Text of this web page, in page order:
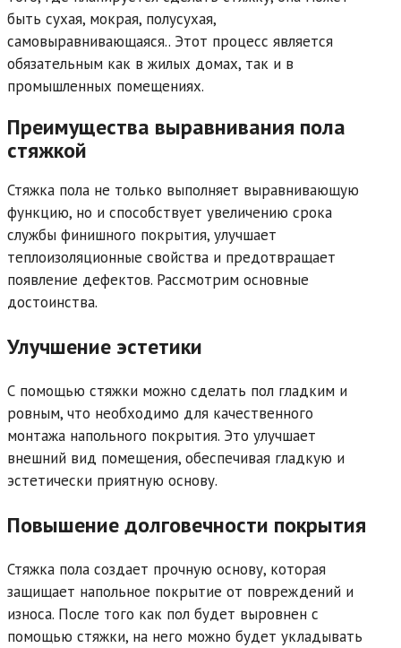
быть сухая, мокрая, полусухая,
самовыравнивающаяся.. Этот процесс является
обязательным как в жилых домах, так и в
промышленных помещениях.
Преимущества выравнивания пола
стяжкой
Стяжка пола не только выполняет выравнивающую
функцию, но и способствует увеличению срока
службы финишного покрытия, улучшает
теплоизоляционные свойства и предотвращает
появление дефектов. Рассмотрим основные
достоинства.
Улучшение эстетики
С помощью стяжки можно сделать пол гладким и
ровным, что необходимо для качественного
монтажа напольного покрытия. Это улучшает
внешний вид помещения, обеспечивая гладкую и
эстетически приятную основу.
Повышение долговечности покрытия
Стяжка пола создает прочную основу, которая
защищает напольное покрытие от повреждений и
износа. После того как пол будет выровнен с
помощью стяжки, на него можно будет укладывать